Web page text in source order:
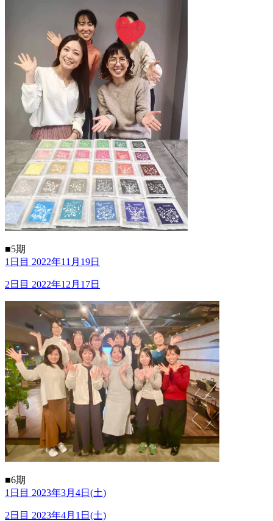
■5期
1日目 2022年11月19日
2日目 2022年12月17日
■6期
1日目 2023年3月4日(土)
2日目 2023年4月1日(土)